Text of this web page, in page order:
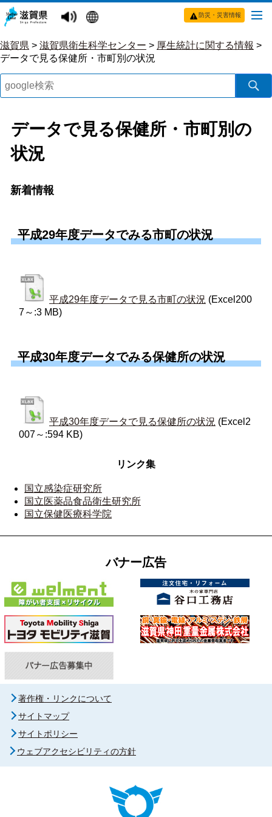
防災・災害情報
滋賀県 > 滋賀県衛生科学センター > 厚生統計に関する情報 >
データで見る保健所・市町別の状況
データで見る保健所・市町別の
状況
新着情報
平成29年度データでみる市町の状況
平成29年度データで見る市町の状況 (Excel200
7～:3 MB)
平成30年度データでみる保健所の状況
平成30年度データで見る保健所の状況 (Excel2
007～:594 KB)
リンク集
国立感染症研究所
国立医薬品食品衛生研究所
国立保健医療科学院
バナー広告
著作権・リンクについて
サイトマップ
サイトポリシー
ウェブアクセシビリティの方針